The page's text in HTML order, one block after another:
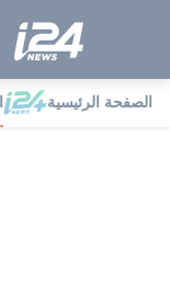
الصفحة الرئيسية